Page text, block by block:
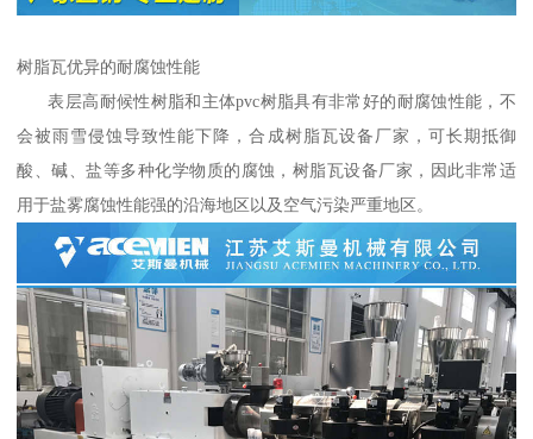
树脂瓦优异的耐腐蚀性能
表层高耐候性树脂和主体pvc树脂具有非常好的耐腐蚀性能，不
会被雨雪侵蚀导致性能下降，合成树脂瓦设备厂家，可长期抵御
酸、碱、盐等多种化学物质的腐蚀，树脂瓦设备厂家，因此非常适
用于盐雾腐蚀性能强的沿海地区以及空气污染严重地区。